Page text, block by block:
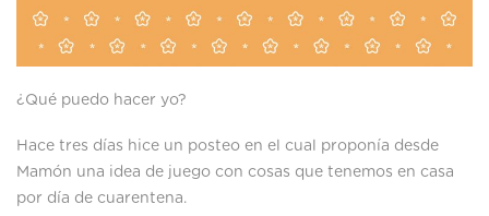
¿Qué puedo hacer yo?
Hace tres días hice un posteo en el cual proponía desde
Mamón una idea de juego con cosas que tenemos en casa
por día de cuarentena.